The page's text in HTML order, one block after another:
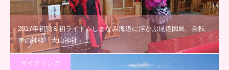
2017年初詣＆初ライド☆しまなみ海道に浮かぶ尾道因島、自転
車の神様「大山神社」…
サイクリング